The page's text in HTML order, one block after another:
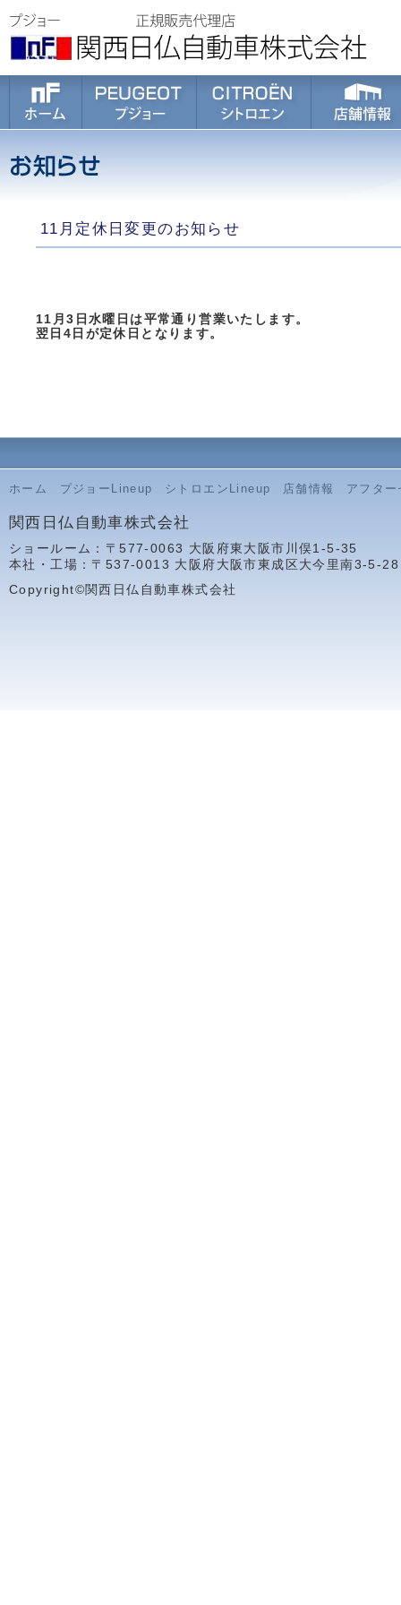
11月定休日変更のお知らせ
11月3日水曜日は平常通り営業いたします。
翌日4日が定休日となります。
ホーム プジョーLineup シトロエンLineup 店舗情報 アフタ
関西日仏自動車株式会社
ショールーム：〒577-0063 大阪府東大阪市川俣1-5-35
本社・工場：〒537-0013 大阪府大阪市東成区大今里南3-5-28
Copyright©関西日仏自動車株式会社